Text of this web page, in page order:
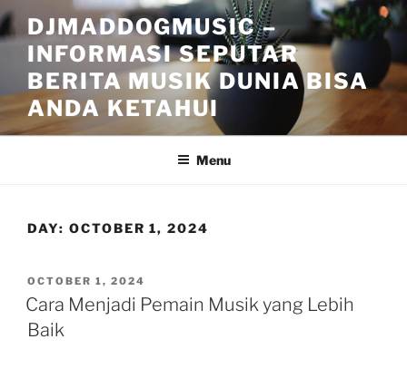
Skip
to
content
DJMADDOGMUSIC –
INFORMASI SEPUTAR
BERITA MUSIK DUNIA BISA
ANDA KETAHUI
Menu
DAY: OCTOBER 1, 2024
POSTED
ON
OCTOBER 1, 2024
Cara Menjadi Pemain Musik yang Lebih
Baik